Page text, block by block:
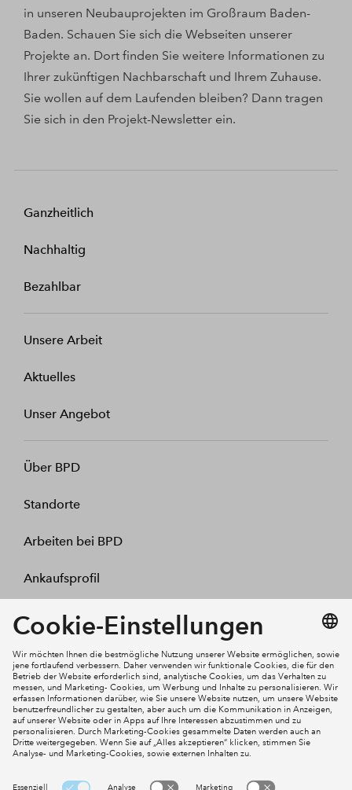
in unseren Neubauprojekten im Großraum Baden-
Baden. Schauen Sie sich die Webseiten unserer
Projekte an. Dort finden Sie weitere Informationen zu
Ihrer zukünftigen Nachbarschaft und Ihrem Zuhause.
Sie wollen auf dem Laufenden bleiben? Dann tragen
Sie sich in den Projekt-Newsletter ein.
Ganzheitlich
Nachhaltig
Bezahlbar
Unsere Arbeit
Aktuelles
Unser Angebot
Über BPD
Standorte
Arbeiten bei BPD
Ankaufsprofil
Kontakt
Mein Konto
Social Media